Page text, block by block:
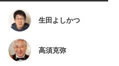
生田よしかつ
高須克弥